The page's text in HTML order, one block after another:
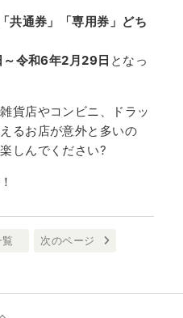
「共通券」「専用券」どち
令和6年2月29日 となっ
貨店やコンビニ、ドラッ
るお店が意外と多いの
しんでください?
次のページ